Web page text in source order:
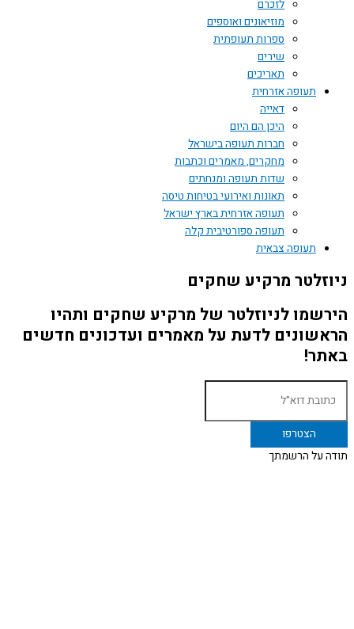
לזכרם
מוזיאונים ואוספים
ספרות תעופתית
שירים
תאריכים
תעופה אזרחית
דאייה
היכן הם היום
חברות תעופה בישראל
מחקרים, מאמרים וכתבות
שדות תעופה ומנחתים
תאונות ואירועי בטיחות טיסה
תעופה אזרחית בארץ ישראל
תעופה ספורטיבית קלה
תעופה צבאית
ניוזלטר מרקיע שחקים
הירשמו לניוזלטר של מרקיע שחקים ותהיו
הראשונים לדעת על מאמרים ועדכונים חדשים
באתר!
תודה על הרשמתך